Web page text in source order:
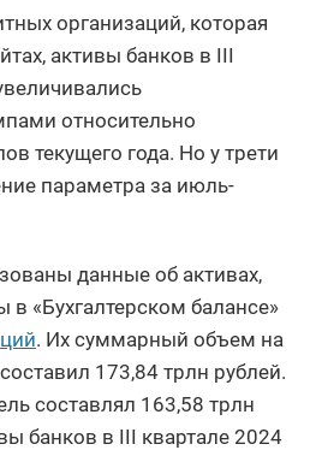
организаций, которая
активы банков в III
относительно
текущего года. Но у трети
параметра за июль-
данные об активах,
«Бухгалтерском балансе»
. Их суммарный объем на
173,84 трлн рублей.
составлял 163,58 трлн
банков в III квартале 2024